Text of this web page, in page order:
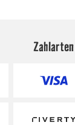
Zahlarten